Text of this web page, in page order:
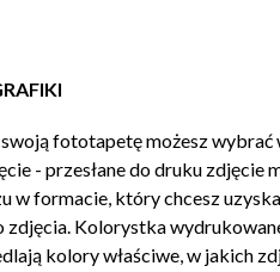
fototapetę możesz wybrać
- przesłane do druku
w formacie, który chcesz
zdjęcia. Kolorystka
kolory właściwe, w jakich